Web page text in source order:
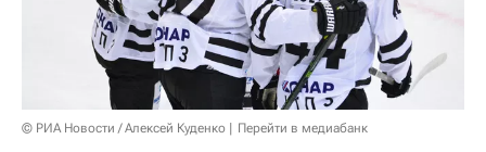
© РИА Новости / Алексей Куденко Перейти в медиабанк